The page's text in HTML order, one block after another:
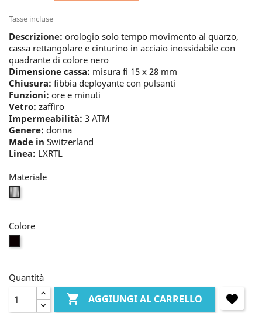
Tasse incluse
Descrizione: orologio solo tempo movimento al quarzo,
cassa rettangolare e cinturino in acciaio inossidabile con
quadrante di colore nero
Dimensione cassa: misura fi 15 x 28 mm
Chiusura: fibbia deployante con pulsanti
Funzioni: ore e minuti
Vetro: zaffiro
Impermeabilità: 3 ATM
Genere: donna
Made in Switzerland
Linea: LXRTL
Materiale
bianco
Colore
Quantità
 AGGIUNGI AL CARRELLO